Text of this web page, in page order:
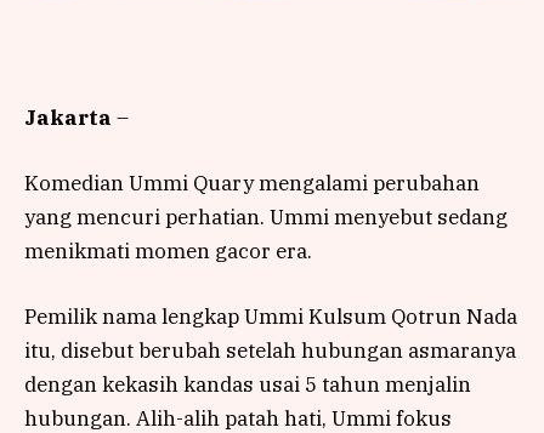
Jakarta –
Komedian Ummi Quary mengalami perubahan
yang mencuri perhatian. Ummi menyebut sedang
menikmati momen gacor era.
Pemilik nama lengkap Ummi Kulsum Qotrun Nada
itu, disebut berubah setelah hubungan asmaranya
dengan kekasih kandas usai 5 tahun menjalin
hubungan. Alih-alih patah hati, Ummi fokus